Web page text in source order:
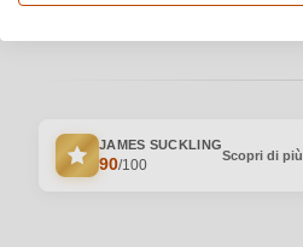
JAMES SUCKLING
90/100
Scopri di più